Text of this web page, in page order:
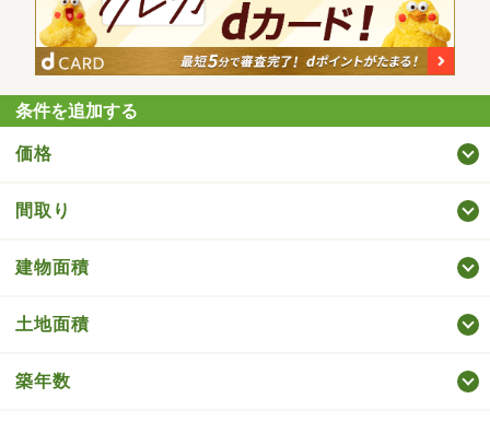
条件を追加する
価格
間取り
建物面積
土地面積
築年数